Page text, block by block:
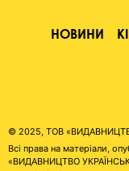
НОВИНИ
© 2025, ТОВ
Всі права на матеріали,
«ВИДАВНИЦТВО